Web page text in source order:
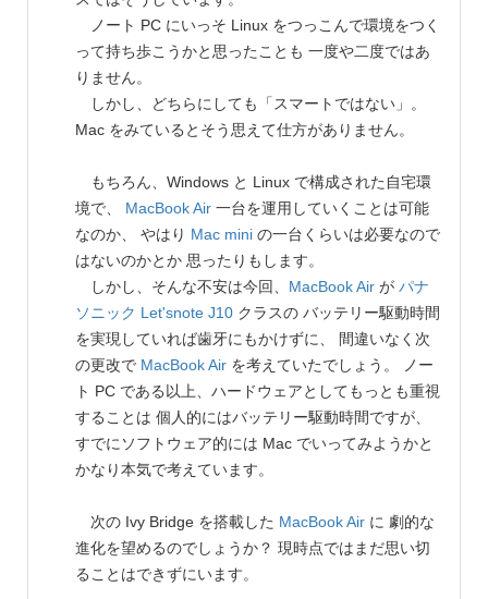
ノート PC にいっそ Linux をつっこんで環境をつく
って持ち歩こうかと思ったことも 一度や二度ではあ
りません。
しかし、どちらにしても「スマートではない」。
Mac をみているとそう思えて仕方がありません。
もちろん、Windows と Linux で構成された自宅環
境で、 MacBook Air 一台を運用していくことは可能
なのか、 やはり Mac mini の一台くらいは必要なので
はないのかとか 思ったりもします。
しかし、そんな不安は今回、 MacBook Air が パナ
ソニック Let'snote J10 クラスの バッテリー駆動時間
を実現していれば歯牙にもかけずに、 間違いなく次
の更改で MacBook Air を考えていたでしょう。 ノー
ト PC である以上、ハードウェアとしてもっとも重視
することは 個人的にはバッテリー駆動時間ですが、
すでにソフトウェア的には Mac でいってみようかと
かなり本気で考えています。
次の Ivy Bridge を搭載した MacBook Air に 劇的な
進化を望めるのでしょうか？ 現時点ではまだ思い切
ることはできずにいます。